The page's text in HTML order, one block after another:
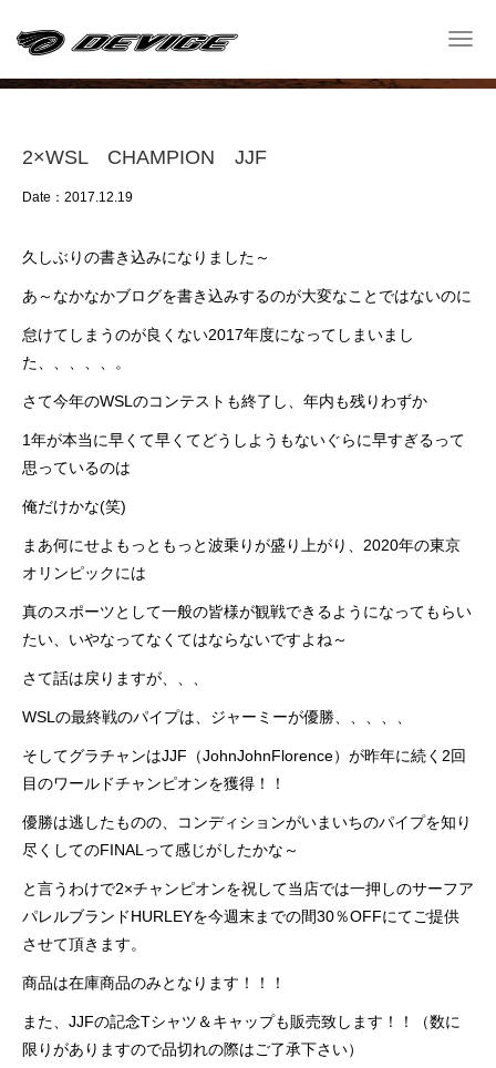
Shop Blog
2×WSL CHAMPION JJF
Date：2017.12.19
久しぶりの書き込みになりました～
あ～なかなかブログを書き込みするのが大変なことではないのに
怠けてしまうのが良くない2017年度になってしまいまし
た、、、、、。
さて今年のWSLのコンテストも終了し、年内も残りわずか
1年が本当に早くて早くてどうしようもないぐらに早すぎるって
思っているのは
俺だけかな(笑)
まあ何にせよもっともっと波乗りが盛り上がり、2020年の東京
オリンピックには
真のスポーツとして一般の皆様が観戦できるようになってもらい
たい、いやなってなくてはならないですよね～
さて話は戻りますが、、、
WSLの最終戦のパイプは、ジャーミーが優勝、、、、、
そしてグラチャンはJJF（JohnJohnFlorence）が昨年に続く2回
目のワールドチャンピオンを獲得！！
優勝は逃したものの、コンディションがいまいちのパイプを知り
尽くしてのFINALって感じがしたかな～
と言うわけで2×チャンピオンを祝して当店では一押しのサーフア
パレルブランドHURLEYを今週末までの間30％OFFにてご提供
させて頂きます。
商品は在庫商品のみとなります！！！
また、JJFの記念Tシャツ＆キャップも販売致します！！（数に
限りがありますので品切れの際はご了承下さい）